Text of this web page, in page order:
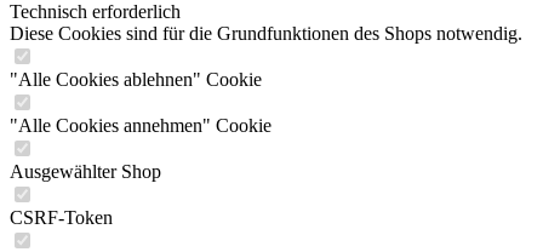
Technisch erforderlich
Diese Cookies sind für die Grundfunktionen des Shops notwendig.
"Alle Cookies ablehnen" Cookie
"Alle Cookies annehmen" Cookie
Ausgewählter Shop
CSRF-Token